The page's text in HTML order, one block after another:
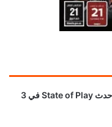
شائعة: سوني قد تقيم حدث State of Play في 3